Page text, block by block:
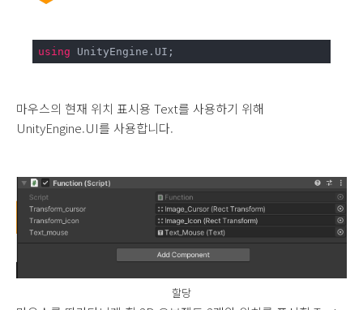
using UnityEngine.UI;
마우스의 현재 위치 표시용 Text를 사용하기 위해
UnityEngine.UI를 사용합니다.
할당